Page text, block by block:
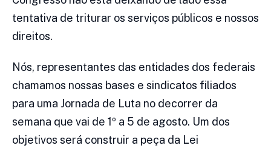
tentativa de triturar os serviços públicos e nossos
direitos.
Nós, representantes das entidades dos federais
chamamos nossas bases e sindicatos filiados
para uma Jornada de Luta no decorrer da
semana que vai de 1º a 5 de agosto. Um dos
objetivos será construir a peça da Lei